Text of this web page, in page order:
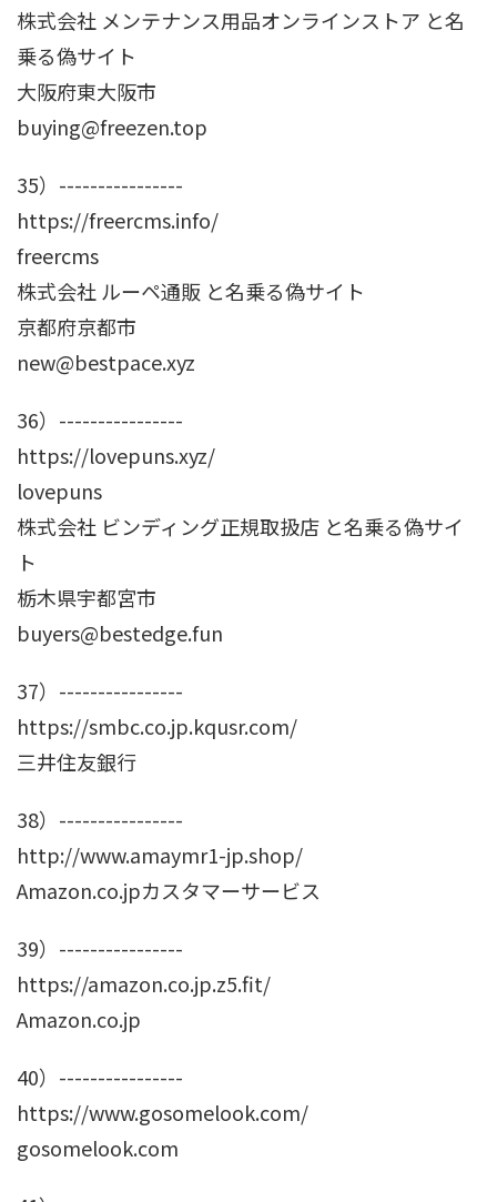
株式会社 メンテナンス用品オンラインストア と名
乗る偽サイト
大阪府東大阪市
buying@freezen.top
35）----------------
https://freercms.info/
freercms
株式会社 ルーペ通販 と名乗る偽サイト
京都府京都市
new@bestpace.xyz
36）----------------
https://lovepuns.xyz/
lovepuns
株式会社 ビンディング正規取扱店 と名乗る偽サイ
ト
栃木県宇都宮市
buyers@bestedge.fun
37）----------------
https://smbc.co.jp.kqusr.com/
三井住友銀行
38）----------------
http://www.amaymr1-jp.shop/
Amazon.co.jpカスタマーサービス
39）----------------
https://amazon.co.jp.z5.fit/
Amazon.co.jp
40）----------------
https://www.gosomelook.com/
gosomelook.com